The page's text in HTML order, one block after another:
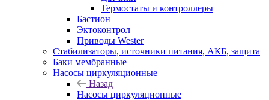
Термостаты и контроллеры
Бастион
Эктоконтрол
Приводы Wester
Стабилизаторы, источники питания, АКБ, защита
Баки мембранные
Насосы циркуляционные
Назад
Насосы циркуляционные